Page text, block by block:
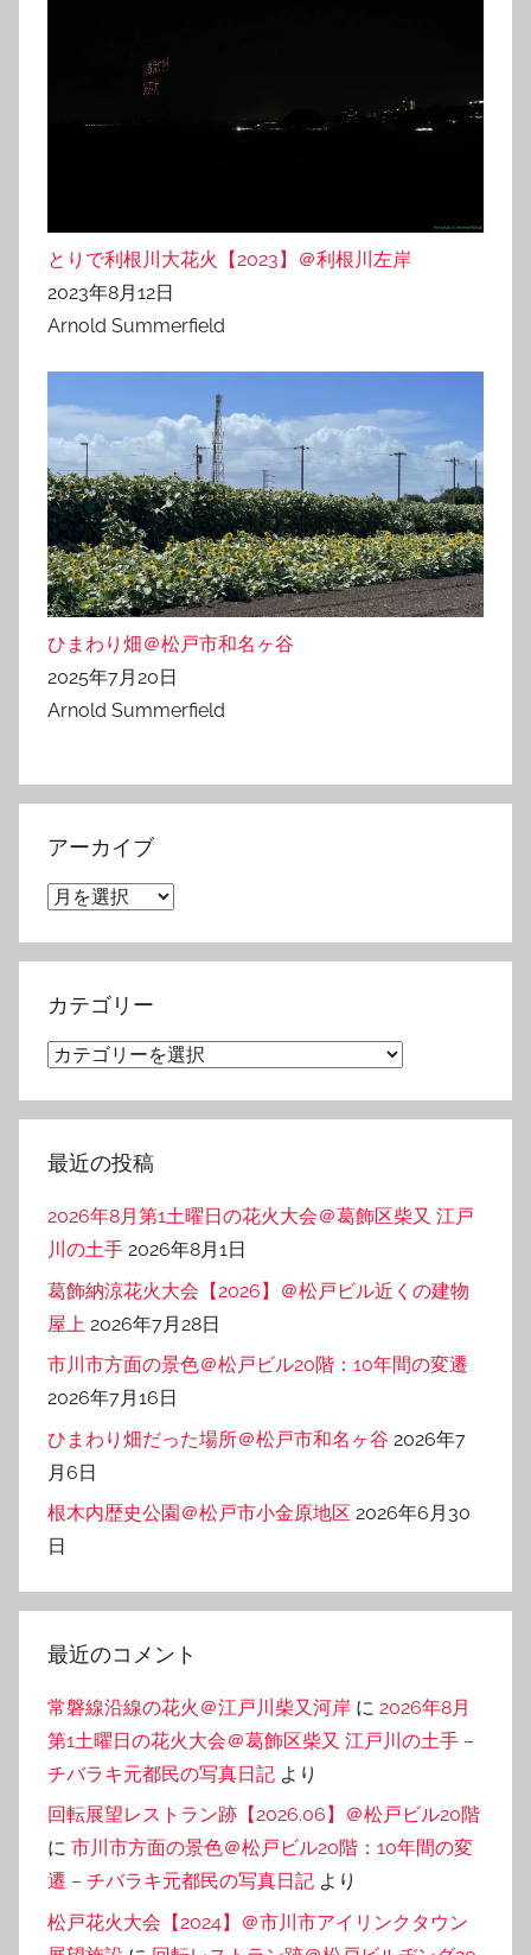
とりで利根川大花火【2023】＠利根川左岸
2023年8月12日
Arnold Summerfield
ひまわり畑＠松戸市和名ヶ谷
2025年7月20日
Arnold Summerfield
アーカイブ
ア
カ
イ
カテゴリー
カ
ゴ
リ
最近の投稿
2026年8月第1土曜日の花火大会＠葛飾区柴又 江戸
川の土手 2026年8月1日
葛飾納涼花火大会【2026】＠松戸ビル近くの建物
屋上 2026年7月28日
市川市方面の景色＠松戸ビル20階：10年間の変遷
2026年7月16日
ひまわり畑だった場所＠松戸市和名ヶ谷 2026年7
月6日
根木内歴史公園＠松戸市小金原地区 2026年6月30
日
最近のコメント
常磐線沿線の花火＠江戸川柴又河岸 に 2026年8月
第1土曜日の花火大会＠葛飾区柴又 江戸川の土手 –
チバラキ元都民の写真日記 より
回転展望レストラン跡【2026.06】＠松戸ビル20階
に 市川市方面の景色＠松戸ビル20階：10年間の変
遷 – チバラキ元都民の写真日記 より
松戸花火大会【2024】＠市川市アイリンクタウン